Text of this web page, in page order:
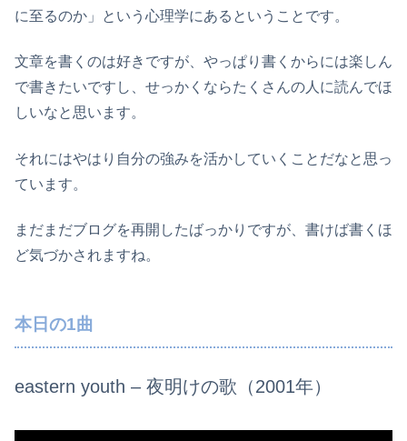
に至るのか」という心理学にあるということです。
文章を書くのは好きですが、やっぱり書くからには楽しん
で書きたいですし、せっかくならたくさんの人に読んでほ
しいなと思います。
それにはやはり自分の強みを活かしていくことだなと思っ
ています。
まだまだブログを再開したばっかりですが、書けば書くほ
ど気づかされますね。
本日の1曲
eastern youth – 夜明けの歌（2001年）